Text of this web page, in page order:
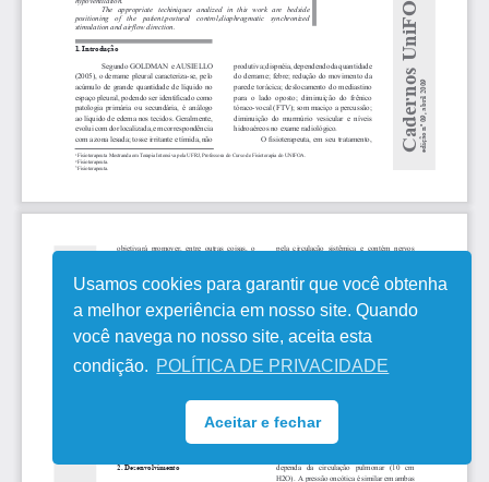
Usamos cookies para garantir que você obtenha
a melhor experiência em nosso site. Quando
você navega no nosso site, aceita esta
condição. POLÍTICA DE PRIVACIDADE
Aceitar e fechar